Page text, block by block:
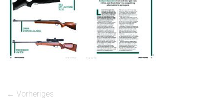
← Vorheriges